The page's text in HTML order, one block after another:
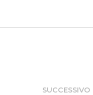
SUCCESSIVO